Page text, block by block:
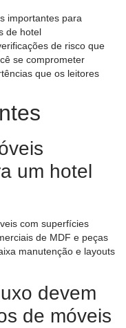
importantes para
de hotel
de risco que
se comprometer
que os leitores
um hotel
​​com superfícies
de MDF e peças
manutenção e layouts
devem
de móveis